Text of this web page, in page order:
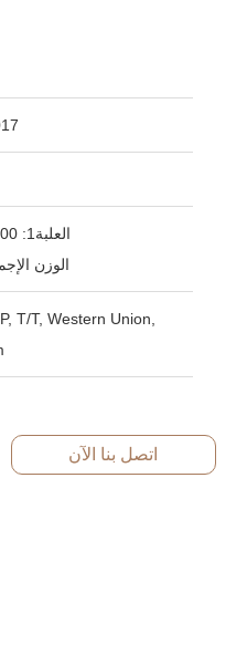
العلبة1: 200*70*36 سم
الوزن
T/T, Western Union,
اتصل بنا الآن